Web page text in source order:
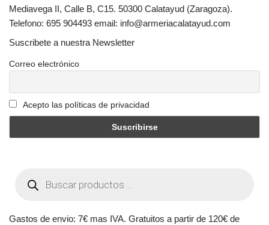
Mediavega II, Calle B, C15. 50300 Calatayud (Zaragoza).
Telefono: 695 904493 email: info@armeriacalatayud.com
Suscribete a nuestra Newsletter
Correo electrónico
Acepto las políticas de privacidad
Gastos de envio: 7€ mas IVA. Gratuitos a partir de 120€ de